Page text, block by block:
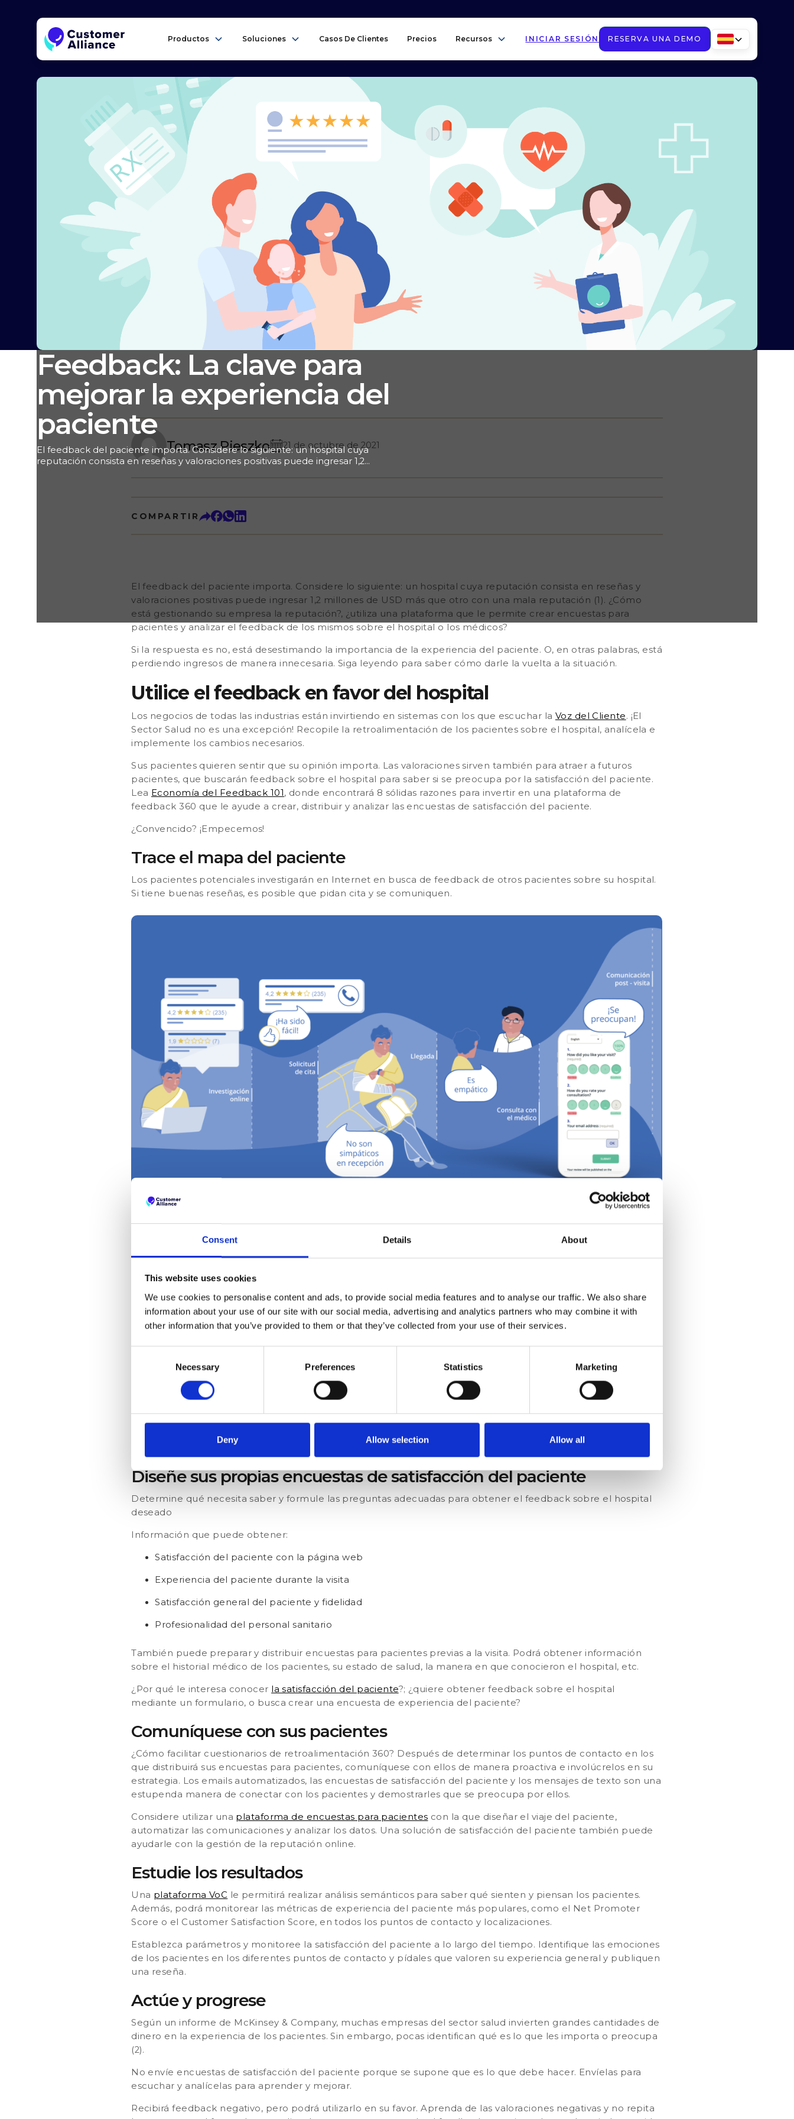
Consent Details About
This website uses cookies
We use cookies to personalise content and ads, to provide social media features and to analyse our traffic. We also share
information about your use of our site with our social media, advertising and analytics partners who may combine it with
other information that you’ve provided to them or that they’ve collected from your use of their services.
Necessary Preferences Statistics Marketing
Deny Allow selection Allow all
Productos Soluciones Casos De Clientes Precios Recursos INICIAR SESIÓN RESERVA UNA DEMO
Feedback: La clave para
mejorar la experiencia del
paciente
El feedback del paciente importa. Considere lo siguiente: un hospital cuya
reputación consista en reseñas y valoraciones positivas puede ingresar 1,2
desestimando la importancia de la experiencia del paciente. O, en otras
analícela e implemente los cambios necesarios.&nbsp;&nbsp; Sus pacientes
Tomasz Pieszko 21 de octubre de 2021
COMPARTIR
El feedback del paciente importa. Considere lo siguiente: un hospital cuya reputación consista en reseñas y
valoraciones positivas puede ingresar 1,2 millones de USD más que otro con una mala reputación (1). ¿Cómo
está gestionando su empresa la reputación?, ¿utiliza una plataforma que le permite crear encuestas para
pacientes y analizar el feedback de los mismos sobre el hospital o los médicos?
Si la respuesta es no, está desestimando la importancia de la experiencia del paciente. O, en otras palabras, está
perdiendo ingresos de manera innecesaria. Siga leyendo para saber cómo darle la vuelta a la situación.
Utilice el feedback en favor del hospital
Los negocios de todas las industrias están invirtiendo en sistemas con los que escuchar la Voz del Cliente. ¡El
Sector Salud no es una excepción! Recopile la retroalimentación de los pacientes sobre el hospital, analícela e
implemente los cambios necesarios.
Sus pacientes quieren sentir que su opinión importa. Las valoraciones sirven también para atraer a futuros
pacientes, que buscarán feedback sobre el hospital para saber si se preocupa por la satisfacción del paciente.
Lea Economía del Feedback 101, donde encontrará 8 sólidas razones para invertir en una plataforma de
feedback 360 que le ayude a crear, distribuir y analizar las encuestas de satisfacción del paciente.
¿Convencido? ¡Empecemos!
Trace el mapa del paciente
Los pacientes potenciales investigarán en Internet en busca de feedback de otros pacientes sobre su hospital.
Si tiene buenas reseñas, es posible que pidan cita y se comuniquen.
Primero, piense en todos los puntos de contacto en los que su empresa interactúa con el paciente. Es
Puntos de contacto a considerar:
Reserva de cita: ¿Ha sido fácil hacer una reserva?, ¿Encontraste la información necesaria?
Acceso:¿Cómo ha sido la espera?
general con el personal sanitario?
Estancia : Distribuya encuestas de satisfacción del paciente para evaluar a los médicos, el personal de
enfermería, la habitación, la comida, etc.
Post-visita:Cree encuestas para pacientes acerca de la satisfacción y la calidad del servicio y envíelas.
Pida a sus visitas que dejen una reseña online.
Diseñe sus propias encuestas de satisfacción del paciente
Determine qué necesita saber y formule las preguntas adecuadas para obtener el feedback sobre el hospital
deseado
Información que puede obtener:
Satisfacción del paciente con la página web
Experiencia del paciente durante la visita
Satisfacción general del paciente y fidelidad
Profesionalidad del personal sanitario
También puede preparar y distribuir encuestas para pacientes previas a la visita. Podrá obtener información
sobre el historial médico de los pacientes, su estado de salud, la manera en que conocieron el hospital, etc.
¿Por qué le interesa conocer la satisfacción del paciente?; ¿quiere obtener feedback sobre el hospital
mediante un formulario, o busca crear una encuesta de experiencia del paciente?
Comuníquese con sus pacientes
¿Cómo facilitar cuestionarios de retroalimentación 360? Después de determinar los puntos de contacto en los
que distribuirá sus encuestas para pacientes, comuníquese con ellos de manera proactiva e involúcrelos en su
estrategia. Los emails automatizados, las encuestas de satisfacción del paciente y los mensajes de texto son una
estupenda manera de conectar con los pacientes y demostrarles que se preocupa por ellos.
Considere utilizar una plataforma de encuestas para pacientes con la que diseñar el viaje del paciente,
automatizar las comunicaciones y analizar los datos. Una solución de satisfacción del paciente también puede
ayudarle con la gestión de la reputación online.
Estudie los resultados
Una plataforma VoC le permitirá realizar análisis semánticos para saber qué sienten y piensan los pacientes.
Además, podrá monitorear las métricas de experiencia del paciente más populares, como el Net Promoter
Score o el Customer Satisfaction Score, en todos los puntos de contacto y localizaciones.
Establezca parámetros y monitoree la satisfacción del paciente a lo largo del tiempo. Identifique las emociones
de los pacientes en los diferentes puntos de contacto y pídales que valoren su experiencia general y publiquen
una reseña.
Actúe y progrese
Según un informe de McKinsey & Company, muchas empresas del sector salud invierten grandes cantidades de
dinero en la experiencia de los pacientes. Sin embargo, pocas identifican qué es lo que les importa o preocupa
(2).
No envíe encuestas de satisfacción del paciente porque se supone que es lo que debe hacer. Envíelas para
escuchar y analícelas para aprender y mejorar.
Recibirá feedback negativo, pero podrá utilizarlo en su favor. Aprenda de las valoraciones negativas y no repita